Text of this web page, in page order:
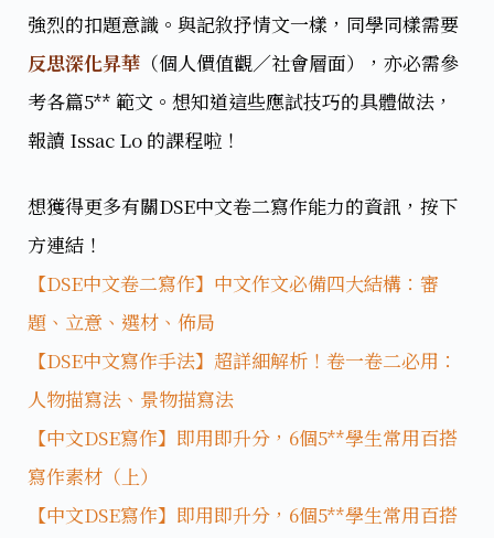
強烈的扣題意識。與記敘抒情文一樣，同學同樣需要
反思深化昇華 （個人價值觀／社會層面），亦必需參
考各篇5** 範文。​想知道這些應試技巧的具體做法，
報讀 Issac Lo 的課程啦！
想獲得更多有關DSE中文卷二寫作能力的資訊，按下
方連結！
【DSE中文卷二寫作】中文作文必備四大結構：審
題、立意、選材、佈局
【DSE中文寫作手法】超詳細解析！卷一卷二必用：
人物描寫法、景物描寫法
【中文DSE寫作】即用即升分，6個5**學生常用百搭
寫作素材（上）
【中文DSE寫作】即用即升分，6個5**學生常用百搭